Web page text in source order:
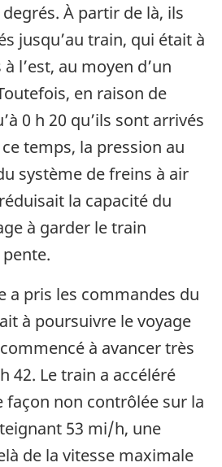
À partir de là, ils
jusqu’au train, qui était à
l’est, au moyen d’un
en raison de
0 h 20 qu’ils sont arrivés
temps, la pression au
système de freins à air
la capacité du
à garder le train
a pris les commandes du
à poursuivre le voyage
à avancer très
42. Le train a accéléré
façon non contrôlée sur la
53 mi/h, une
de la vitesse maximale